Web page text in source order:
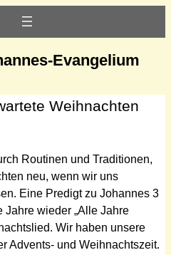
Evangelium
Weihnachten
Routinen und Traditionen,
neu, wenn wir uns
Eine Predigt zu Johannes 3
Jahre wieder „Alle Jahre
Wir haben unsere
Advents- und Weihnachtszeit.